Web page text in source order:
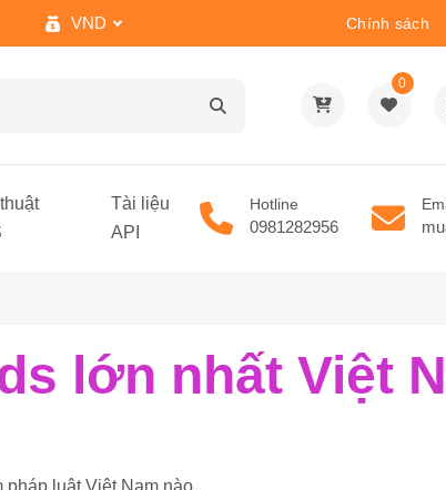
VND Chính sách
0
Tài liệu
API
Hotline
0981282956
lớn nhất Việt
luật Việt Nam nào.